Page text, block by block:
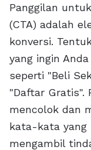
Panggilan
(CTA) adalah
konversi.
yang ingin
seperti "Beli
"Daftar Gratis".
mencolok dan
kata-kata yang
mengambil